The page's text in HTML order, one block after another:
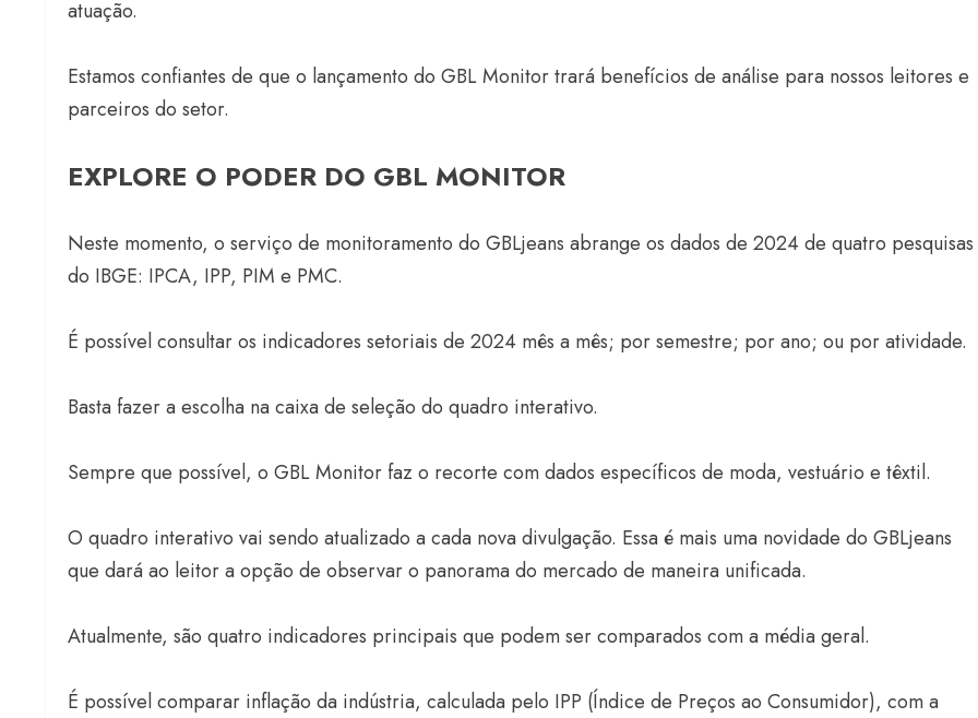
atuação.
Estamos confiantes de que o lançamento do GBL Monitor trará benefícios de análise para nossos leitores e
parceiros do setor.
EXPLORE O PODER DO GBL MONITOR
Neste momento, o serviço de monitoramento do GBLjeans abrange os dados de 2024 de quatro pesquisas
do IBGE: IPCA, IPP, PIM e PMC.
É possível consultar os indicadores setoriais de 2024 mês a mês; por semestre; por ano; ou por atividade.
Basta fazer a escolha na caixa de seleção do quadro interativo.
Sempre que possível, o GBL Monitor faz o recorte com dados específicos de moda, vestuário e têxtil.
O quadro interativo vai sendo atualizado a cada nova divulgação. Essa é mais uma novidade do GBLjeans
que dará ao leitor a opção de observar o panorama do mercado de maneira unificada.
Atualmente, são quatro indicadores principais que podem ser comparados com a média geral.
É possível comparar inflação da indústria, calculada pelo IPP (Índice de Preços ao Consumidor), com a